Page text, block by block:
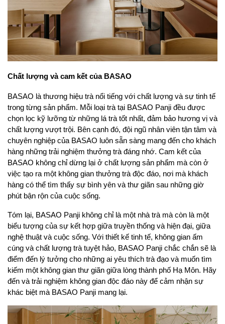
Chất lượng và cam kết của BASAO
BASAO là thương hiệu trà nổi tiếng với chất lượng và sự tinh tế
trong từng sản phẩm. Mỗi loại trà tại BASAO Panji đều được
chọn lọc kỹ lưỡng từ những lá trà tốt nhất, đảm bảo hương vị và
chất lượng vượt trội. Bên cạnh đó, đội ngũ nhân viên tận tâm và
chuyên nghiệp của BASAO luôn sẵn sàng mang đến cho khách
hàng những trải nghiệm thưởng trà đáng nhớ. Cam kết của
BASAO không chỉ dừng lại ở chất lượng sản phẩm mà còn ở
việc tạo ra một không gian thưởng trà độc đáo, nơi mà khách
hàng có thể tìm thấy sự bình yên và thư giãn sau những giờ
phút bận rộn của cuộc sống.
Tóm lại, BASAO Panji không chỉ là một nhà trà mà còn là một
biểu tượng của sự kết hợp giữa truyền thống và hiện đại, giữa
nghệ thuật và cuộc sống. Với thiết kế tinh tế, không gian ấm
cúng và chất lượng trà tuyệt hảo, BASAO Panji chắc chắn sẽ là
điểm đến lý tưởng cho những ai yêu thích trà đạo và muốn tìm
kiếm một không gian thư giãn giữa lòng thành phố Hạ Môn. Hãy
đến và trải nghiệm không gian độc đáo này để cảm nhận sự
khác biệt mà BASAO Panji mang lại.